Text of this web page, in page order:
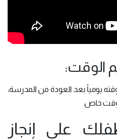
يومياً بعد العودة من المدرسة،
وقت خاص.
على إنجاز